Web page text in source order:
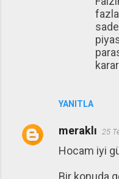
YANITLA
meraklı 25
Hocam iyi
Bir konuda